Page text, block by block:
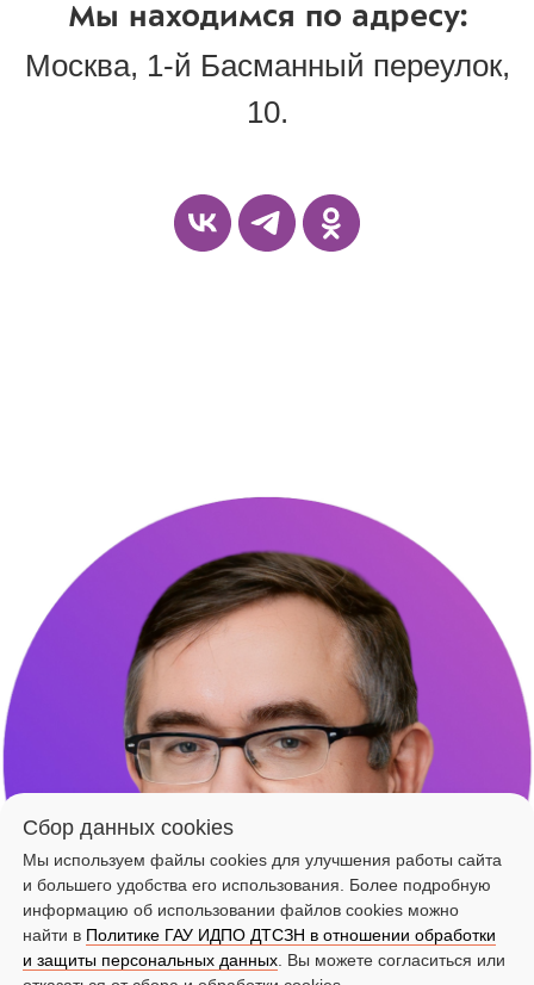
Сбор данных cookies
Мы используем файлы cookies для улучшения работы сайта
и большего удобства его использования. Более подробную
информацию об использовании файлов cookies можно
найти в Политике ГАУ ИДПО ДТСЗН в отношении обработки
и защиты персональных данных. Вы можете согласиться или
Мы находимся по адресу:
Москва, 1-й Басманный переулок,
10.